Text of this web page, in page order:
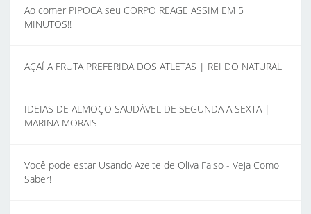
Ao comer PIPOCA seu CORPO REAGE ASSIM EM 5
MINUTOS!!
AÇAÍ A FRUTA PREFERIDA DOS ATLETAS | REI DO NATURAL
IDEIAS DE ALMOÇO SAUDÁVEL DE SEGUNDA A SEXTA |
MARINA MORAIS
Você pode estar Usando Azeite de Oliva Falso - Veja Como
Saber!